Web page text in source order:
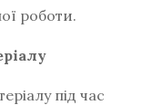
роботи.
під час